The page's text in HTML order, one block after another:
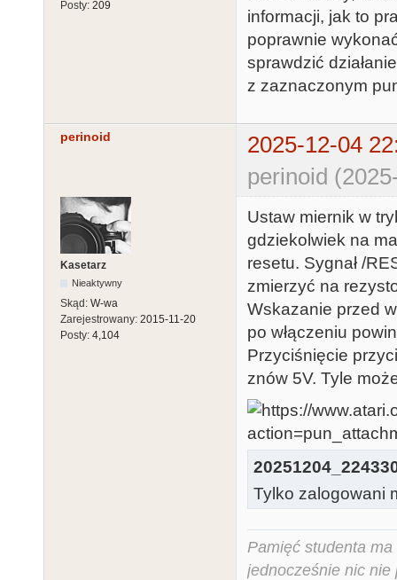
Posty: 209
informacji, jak to
poprawnie
sprawdzić
z zaznaczonym
perinoid
2025-12-04
perinoid
Kasetarz
Nieaktywny
Skąd: W-wa
Zarejestrowany: 2015-11-20
Posty: 4,104
Ustaw miernik w
gdziekolwiek na
resetu. Sygnał /
zmierzyć na
Wskazanie przed
po włączeniu
Przyciśnięcie
znów 5V. Tyle
Tylko zalogowani
Pamięć studenta
jednocześnie nic nie